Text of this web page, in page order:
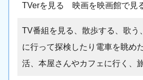
TVerを見る 映画を映画館で見
TV番組を見る、散歩する、歌う
に行って探検したり電車を眺め
活、本屋さんやカフェに行く、